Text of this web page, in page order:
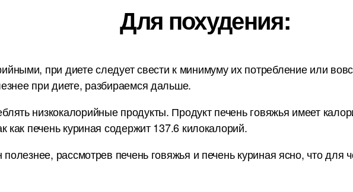
Для похудения:
при диете следует свести к минимуму их потребление или
при диете, разбираемся дальше.
низкокалорийные продукты. Продукт печень говяжья имеет
как печень куриная содержит 137.6 килокалорий.
рассмотрев печень говяжья и печень куриная ясно, что для